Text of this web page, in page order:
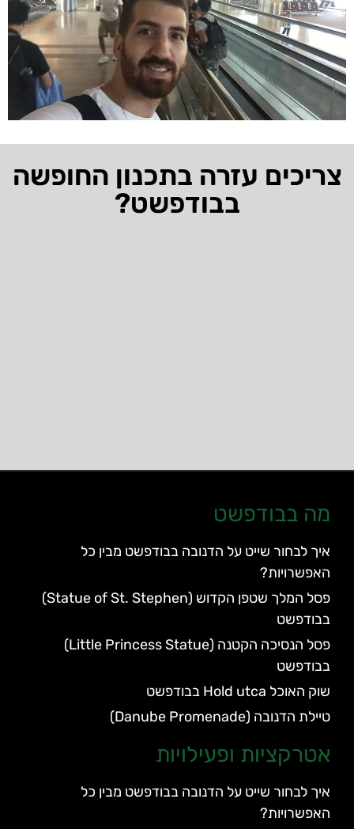
צריכים עזרה בתכנון החופשה
בבודפשט?
מה בבודפשט
איך לבחור שייט על הדנובה בבודפשט מבין כל
האפשרויות?
פסל המלך שטפן הקדוש (Statue of St. Stephen)
בבודפשט
פסל הנסיכה הקטנה (Little Princess Statue)
בבודפשט
שוק האוכל Hold utca בבודפשט
טיילת הדנובה (Danube Promenade)
אטרקציות ופעילויות
איך לבחור שייט על הדנובה בבודפשט מבין כל
האפשרויות?